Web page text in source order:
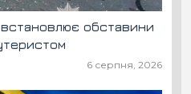
встановлює обставини
6 серпня, 2026